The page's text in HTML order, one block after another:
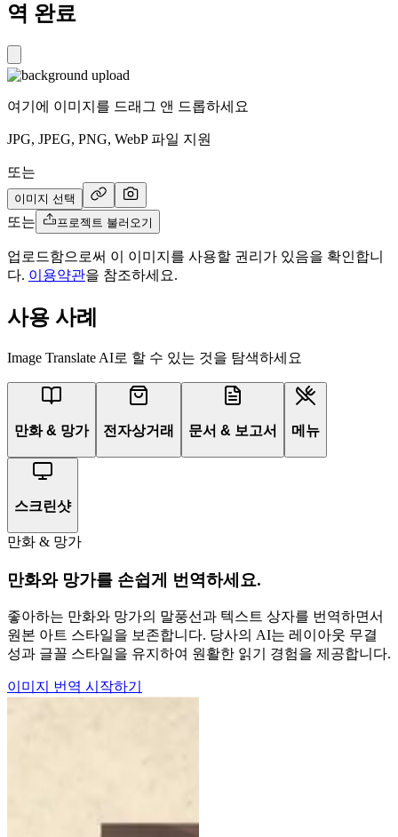
역 완료
여기에 이미지를 드래그 앤 드롭하세요
JPG, JPEG, PNG, WebP 파일 지원
또는
이미지 선택
또는 프로젝트 불러오기
업로드함으로써 이 이미지를 사용할 권리가 있음을 확인합니
다. 이용약관을 참조하세요.
사용 사례
Image Translate AI로 할 수 있는 것을 탐색하세요
만화 & 망가 전자상거래 문서 & 보고서 메뉴
스크린샷
만화 & 망가
만화와 망가를 손쉽게 번역하세요.
좋아하는 만화와 망가의 말풍선과 텍스트 상자를 번역하면서
원본 아트 스타일을 보존합니다. 당사의 AI는 레이아웃 무결
성과 글꼴 스타일을 유지하여 원활한 읽기 경험을 제공합니다.
이미지 번역 시작하기